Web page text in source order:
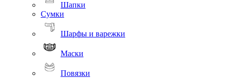
Шапки
Сумки
Шарфы и варежки
Маски
Повязки